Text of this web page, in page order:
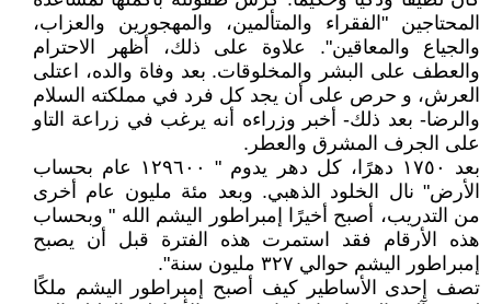
المحتاجين "الفقراء والمتألمين، والمهجورين والعزاب،
والجياع والمعاقين". علاوة على ذلك، أظهر الاحترام
والعطف على البشر والمخلوقات. بعد وفاة والده، اعتلى
العرش، و حرص على أن يجد كل فرد في مملكته السلام
والرضا- بعد ذلك- أخبر وزراءه أنه يرغب في زراعة التاو
على الجرف المشرق والعطر.
بعد ١٧٥٠ دهرًا، كل دهر يدوم " ١٢٩٦٠٠ عام بحساب
الأرض" نال الخلود الذهبي. وبعد مئة مليون عام أخرى
من التدريب، أصبح أخيرًا إمبراطور اليشم الله " وبحساب
هذه الأرقام فقد استمرت هذه الفترة قبل أن يصبح
إمبراطور اليشم حوالي ٣٢٧ مليون سنة".
تصف إحدى الأساطير كيف أصبح إمبراطور اليشم ملكًا